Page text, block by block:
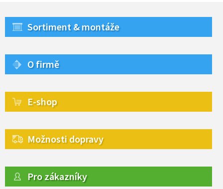
Sortiment & montáže
O firmě
E-shop
Možnosti dopravy
Pro zákazníky